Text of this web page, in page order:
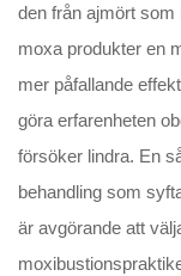
den från ajmört som
moxa produkter en
mer påfallande
göra erfarenheten
försöker lindra. En
behandling som
är avgörande att